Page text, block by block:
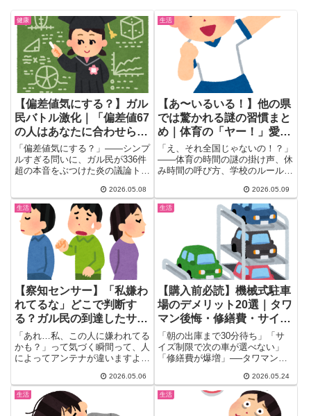
健康
【偏差値気にする？】ガル
民バトル激化｜「偏差値67
の人はあなたに合わせられ
るけど逆は無理」のキラー
パスが突き刺さる
「偏差値気にする？」——シンプ
ルすぎる問いに、ガル民が336件
超の本音をぶつけた炎の議論トピ
2026.05.08
生活
【あ〜いるいる！】他の県
では驚かれる謎の習慣まと
め｜体育の「ヤー！」愛知
の「放課」西日本の小学校
制服…全国バラバラすぎｗ
「え、それ全国じゃないの！？」
——体育の時間の謎の掛け声、休
み時間の呼び方、学校のルール…
2026.05.09
生活
【察知センサー】「私嫌わ
れてるな」どこで判断す
る？ガル民の到達したサイ
ン10選｜挨拶スルー・スン
ッ会話・お土産外し・能面
顔
「あれ…私、この人に嫌われてる
かも？」って気づく瞬間って、人
によってアンテナが違いますよ
2026.05.06
生活
【購入前必読】機械式駐車
場のデメリット20選｜タワ
マン後悔・修繕費・サイズ
制限のリアル
「朝の出庫まで30分待ち」「サ
イズ制限で次の車が選べない」
「修繕費が爆増」──タワマン購
とし穴を、ガル民20人がぶっち
ゃけ。マンション・タワマン購入
を検討中の方必見の体験談まとめ
2026.05.24
生活 生活